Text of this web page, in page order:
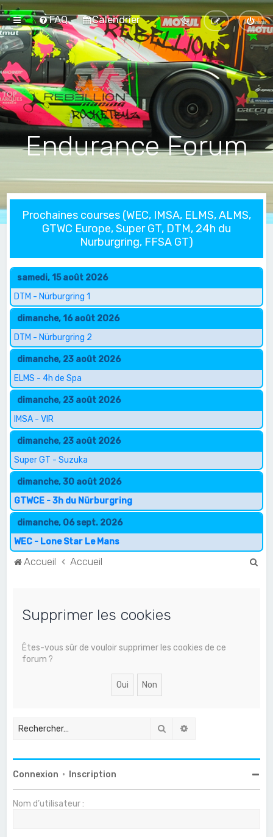
FAQ Calendrier
Endurance Forum
Prochaines courses (WEC, IMSA, ELMS, ALMS,
GTWC Europe, Super GT, DTM, 24h du
Nurburgring, FFSA GT)
samedi, 15 août 2026
DTM - Nürburgring 1
dimanche, 16 août 2026
DTM - Nürburgring 2
dimanche, 23 août 2026
ELMS - 4h de Spa
dimanche, 23 août 2026
IMSA - VIR
dimanche, 23 août 2026
Super GT - Suzuka
dimanche, 30 août 2026
GTWCE - 3h du Nürburgring
dimanche, 06 sept. 2026
WEC - Lone Star Le Mans
Accueil Accueil
Supprimer les cookies
Êtes-vous sûr de vouloir supprimer les cookies de ce
forum ?
Rechercher
Connexion • Inscription
Nom d’utilisateur :